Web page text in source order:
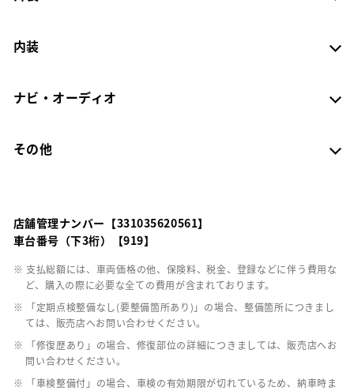
内装
ナビ・オーディオ
その他
店舗管理ナンバー【331035620561】
車台番号（下3桁）【919】
※ 支払総額には、車両価格の他、保険料、税金、登録などに伴う費用な
ど、購入の際に必要な全ての費用が含まれております。
※ 「定期点検整備なし(要整備箇所あり)」の場合、整備箇所につきまし
ては、販売店へお問い合わせください。
※ 「修復歴あり」の場合、修復部位の詳細につきましては、販売店へお
問い合わせください。
※ 「車検整備付」の場合、車検の有効期限が切れているため、納車時ま